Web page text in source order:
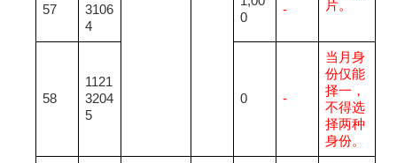
片。
57
3106
4
0
-
58
1121
3204
5
0 -
当月身
份仅能
择一，
不得选
择两种
身份。